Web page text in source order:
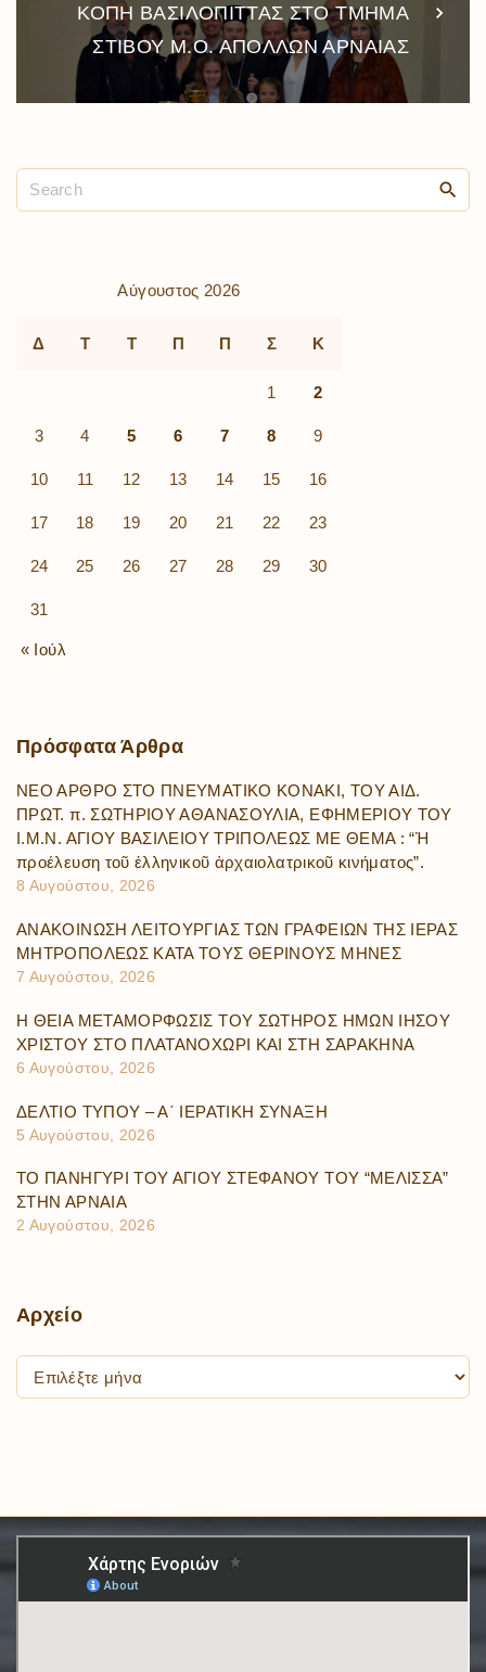
ΚΟΠΗ ΒΑΣΙΛΟΠΙΤΤΑΣ ΣΤΟ ΤΜΗΜΑ
ΣΤΙΒΟΥ Μ.Ο. ΑΠΟΛΛΩΝ ΑΡΝΑΙΑΣ
Αύγουστος 2026
Δ Τ Τ Π Π Σ Κ
1 2
3 4 5 6 7 8 9
10 11 12 13 14 15 16
17 18 19 20 21 22 23
24 25 26 27 28 29 30
31
« Ιούλ
Πρόσφατα Άρθρα
ΝΕΟ ΑΡΘΡΟ ΣΤΟ ΠΝΕΥΜΑΤΙΚΟ ΚΟΝΑΚΙ, ΤΟΥ ΑΙΔ.
ΠΡΩΤ. π. ΣΩΤΗΡΙΟΥ ΑΘΑΝΑΣΟΥΛΙΑ, ΕΦΗΜΕΡΙΟΥ ΤΟΥ
Ι.Μ.Ν. ΑΓΙΟΥ ΒΑΣΙΛΕΙΟΥ ΤΡΙΠΟΛΕΩΣ ΜΕ ΘΕΜΑ : “Ἡ
προέλευση τοῦ ἑλληνικοῦ ἀρχαιολατρικοῦ κινήματος”.
8 Αυγούστου, 2026
ΑΝΑΚΟΙΝΩΣΗ ΛΕΙΤΟΥΡΓΙΑΣ ΤΩΝ ΓΡΑΦΕΙΩΝ ΤΗΣ ΙΕΡΑΣ
ΜΗΤΡΟΠΟΛΕΩΣ ΚΑΤΑ ΤΟΥΣ ΘΕΡΙΝΟΥΣ ΜΗΝΕΣ
7 Αυγούστου, 2026
Η ΘΕΙΑ ΜΕΤΑΜΟΡΦΩΣΙΣ ΤΟΥ ΣΩΤΗΡΟΣ ΗΜΩΝ ΙΗΣΟΥ
ΧΡΙΣΤΟΥ ΣΤΟ ΠΛΑΤΑΝΟΧΩΡΙ ΚΑΙ ΣΤΗ ΣΑΡΑΚΗΝΑ
6 Αυγούστου, 2026
ΔΕΛΤΙΟ ΤΥΠΟΥ – Α΄ ΙΕΡΑΤΙΚΗ ΣΥΝΑΞΗ
5 Αυγούστου, 2026
ΤΟ ΠΑΝΗΓΥΡΙ ΤΟΥ ΑΓΙΟΥ ΣΤΕΦΑΝΟΥ ΤΟΥ “ΜΕΛΙΣΣΑ”
ΣΤΗΝ ΑΡΝΑΙΑ
2 Αυγούστου, 2026
Αρχείο